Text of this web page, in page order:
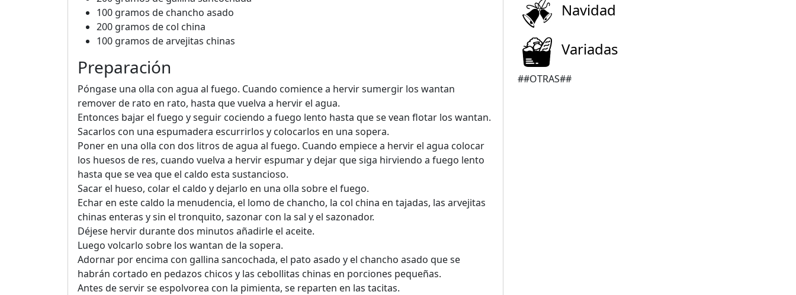
100 gramos de chancho asado
200 gramos de col china
100 gramos de arvejitas chinas
Preparación
Póngase una olla con agua al fuego. Cuando comience a hervir sumergir los wantan
remover de rato en rato, hasta que vuelva a hervir el agua.
Entonces bajar el fuego y seguir cociendo a fuego lento hasta que se vean flotar los wantan.
Sacarlos con una espumadera escurrirlos y colocarlos en una sopera.
Poner en una olla con dos litros de agua al fuego. Cuando empiece a hervir el agua colocar
los huesos de res, cuando vuelva a hervir espumar y dejar que siga hirviendo a fuego lento
hasta que se vea que el caldo esta sustancioso.
Sacar el hueso, colar el caldo y dejarlo en una olla sobre el fuego.
Echar en este caldo la menudencia, el lomo de chancho, la col china en tajadas, las arvejitas
chinas enteras y sin el tronquito, sazonar con la sal y el sazonador.
Déjese hervir durante dos minutos añadirle el aceite.
Luego volcarlo sobre los wantan de la sopera.
Adornar por encima con gallina sancochada, el pato asado y el chancho asado que se
habrán cortado en pedazos chicos y las cebollitas chinas en porciones pequeñas.
Antes de servir se espolvorea con la pimienta, se reparten en las tacitas.
Navidad
Variadas
##OTRAS##